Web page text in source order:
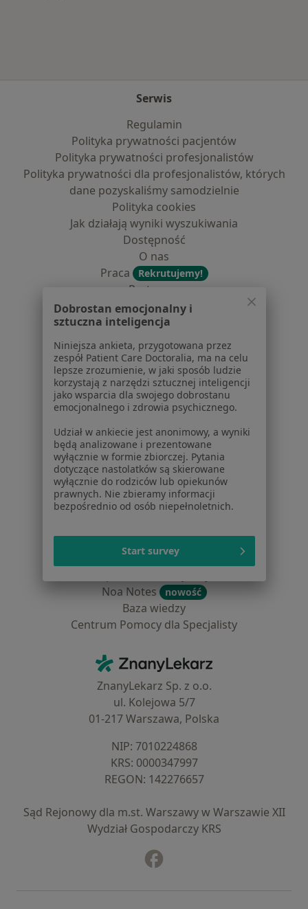
Serwis
Regulamin
Polityka prywatności pacjentów
Polityka prywatności profesjonalistów
Polityka prywatności dla profesjonalistów, których
dane pozyskaliśmy samodzielnie
Polityka cookies
Jak działają wyniki wyszukiwania
Dostępność
O nas
Praca
Rekrutujemy!
Partnerzy
Centrum prasowe
Kontakt
Dla pacjentów
Lekarze
Placówki medyczne
Pytania i odpowiedzi
Choroby
Pomoc
Aplikacje mobilne
Blog dla pacjentów
Dla profesjonalistów
Dla lekarzy
Noa Notes
nowość
Baza wiedzy
Centrum Pomocy dla Specjalisty
ZnanyLekarz - Strona główna
ZnanyLekarz Sp. z o.o.
ul. Kolejowa 5/7
01-217 Warszawa, Polska
NIP: ⁠7010224868
KRS: ⁠0000347997
REGON: ⁠142276657
Sąd Rejonowy dla m.st. Warszawy w Warszawie XII
Wydział Gospodarczy KRS
Dobrostan emocjonalny i
sztuczna inteligencja
Niniejsza ankieta, przygotowana przez
zespół Patient Care Doctoralia, ma na celu
lepsze zrozumienie, w jaki sposób ludzie
korzystają z narzędzi sztucznej inteligencji
jako wsparcia dla swojego dobrostanu
emocjonalnego i zdrowia psychicznego.
Udział w ankiecie jest anonimowy, a wyniki
będą analizowane i prezentowane
wyłącznie w formie zbiorczej. Pytania
dotyczące nastolatków są skierowane
wyłącznie do rodziców lub opiekunów
prawnych. Nie zbieramy informacji
bezpośrednio od osób niepełnoletnich.
Start survey